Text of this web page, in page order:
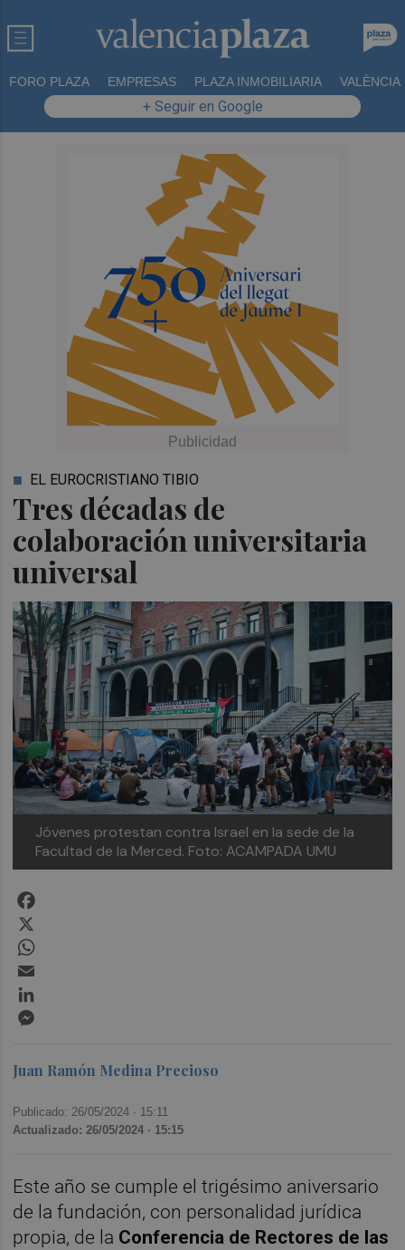
FORO PLAZA EMPRESAS PLAZA INMOBILIARIA VALÈNCIA
+ Seguir en Google
Tres décadas de
colaboración universitaria
universal
EL EUROCRISTIANO TIBIO
Jóvenes protestan contra Israel en la sede de la
Facultad de la Merced. Foto: ACAMPADA UMU
Juan Ramón Medina Precioso
Publicado: 26/05/2024 · 15:11
Actualizado: 26/05/2024 · 15:15
Este año se cumple el trigésimo aniversario
de la fundación, con personalidad jurídica
propia, de la Conferencia de Rectores de las